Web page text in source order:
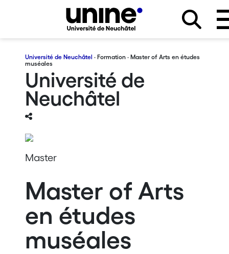
Université de Neuchâtel · Formation· Master of Arts en études
muséales
Université de
Neuchâtel
Master
Master of Arts
en études
muséales